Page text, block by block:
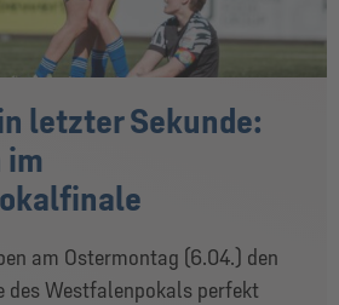
letzter Sekunde:
im
am Ostermontag (6.04.) den
des Westfalenpokals perfekt